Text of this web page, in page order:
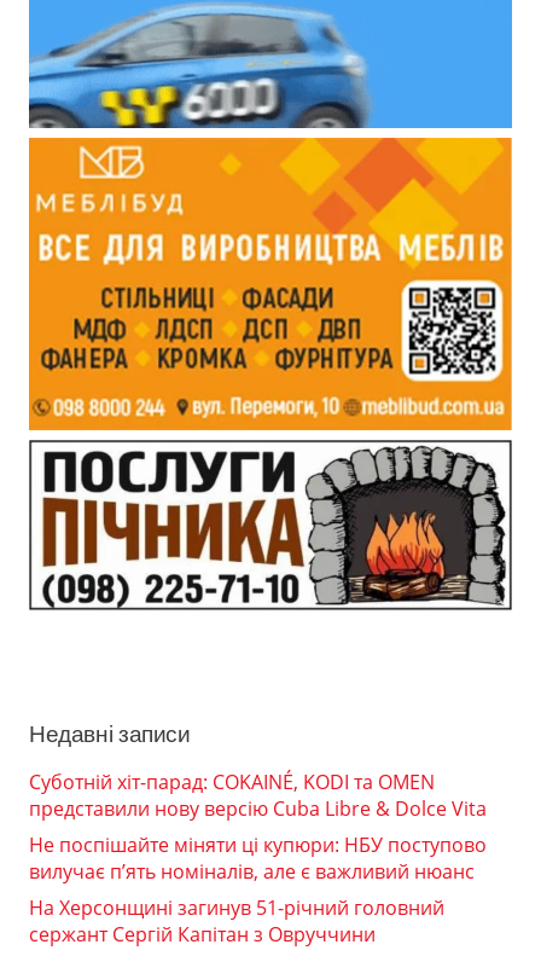
Недавні записи
Суботній хіт-парад: COKAINÉ, KODI та OMEN
представили нову версію Cuba Libre & Dolce Vita
Не поспішайте міняти ці купюри: НБУ поступово
вилучає п’ять номіналів, але є важливий нюанс
На Херсонщині загинув 51-річний головний
сержант Сергій Капітан з Овруччини